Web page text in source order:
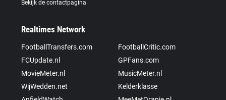
Bekijk de contactpagina
Realtimes Network
FootballTransfers.com
FootballCritic.com
FCUpdate.nl
GPFans.com
MovieMeter.nl
MusicMeter.nl
WijWedden.net
Kelderklasse